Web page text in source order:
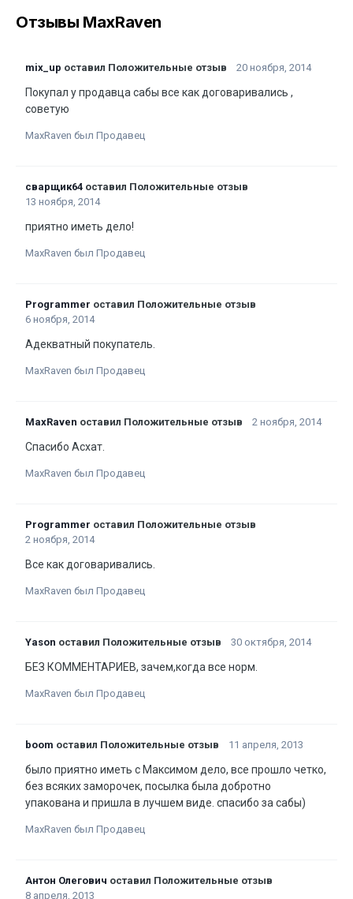
Отзывы MaxRaven
mix_up оставил Положительные отзыв 20 ноября, 2014
Покупал у продавца сабы все как договаривались ,
советую
MaxRaven был Продавец
сварщик64 оставил Положительные отзыв
13 ноября, 2014
приятно иметь дело!
MaxRaven был Продавец
Programmer оставил Положительные отзыв
6 ноября, 2014
Адекватный покупатель.
MaxRaven был Продавец
MaxRaven оставил Положительные отзыв 2 ноября, 2014
Спасибо Асхат.
MaxRaven был Продавец
Programmer оставил Положительные отзыв
2 ноября, 2014
Все как договаривались.
MaxRaven был Продавец
Yason оставил Положительные отзыв 30 октября, 2014
БЕЗ КОММЕНТАРИЕВ, зачем,когда все норм.
MaxRaven был Продавец
boom оставил Положительные отзыв 11 апреля, 2013
было приятно иметь с Максимом дело, все прошло четко,
без всяких заморочек, посылка была добротно
упакована и пришла в лучшем виде. спасибо за сабы)
MaxRaven был Продавец
Антон Олегович оставил Положительные отзыв
8 апреля, 2013